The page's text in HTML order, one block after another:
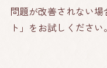
問題が改善されない
ト」をお試しください。